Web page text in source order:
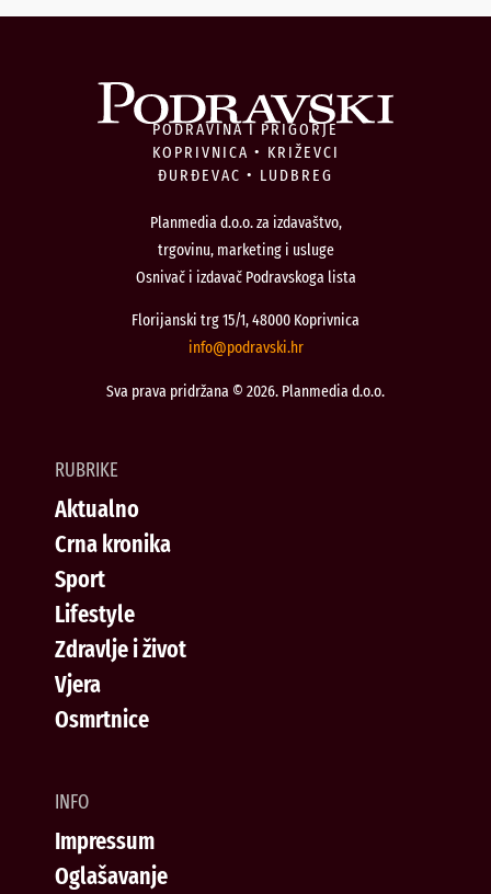
PODRAVINA I PRIGORJE
KOPRIVNICA • KRIŽEVCI
ĐURĐEVAC • LUDBREG
Planmedia d.o.o. za izdavaštvo,
trgovinu, marketing i usluge
Osnivač i izdavač Podravskoga lista
Florijanski trg 15/1, 48000 Koprivnica
rh.iksvardop
@ofni
Sva prava pridržana © 2026. Planmedia d.o.o.
RUBRIKE
Aktualno
Crna kronika
Sport
Lifestyle
Zdravlje i život
Vjera
Osmrtnice
INFO
Impressum
Oglašavanje